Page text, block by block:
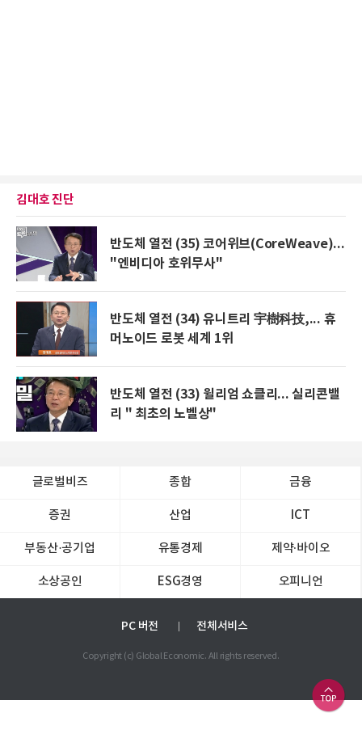
김대호 진단
반도체 열전 (35) 코어위브(CoreWeave)...
"엔비디아 호위무사"
반도체 열전 (34) 유니트리 宇樹科技,... 휴
머노이드 로봇 세계 1위
반도체 열전 (33) 윌리엄 쇼클리... 실리콘밸
리 " 최초의 노벨상"
글로벌비즈 종합 금융
증권 산업 ICT
부동산·공기업 유통경제 제약∙바이오
소상공인 ESG경영 오피니언
PC 버전 전체서비스
Copyright (c) Global Economic. All rights reserved.